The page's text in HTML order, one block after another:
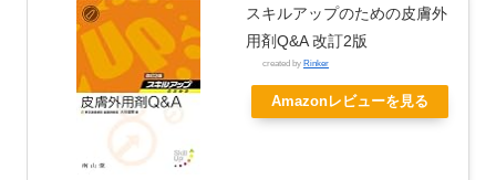
スキルアップのための皮膚外
用剤Q&A 改訂2版
created by Rinker
Amazonレビューを見る